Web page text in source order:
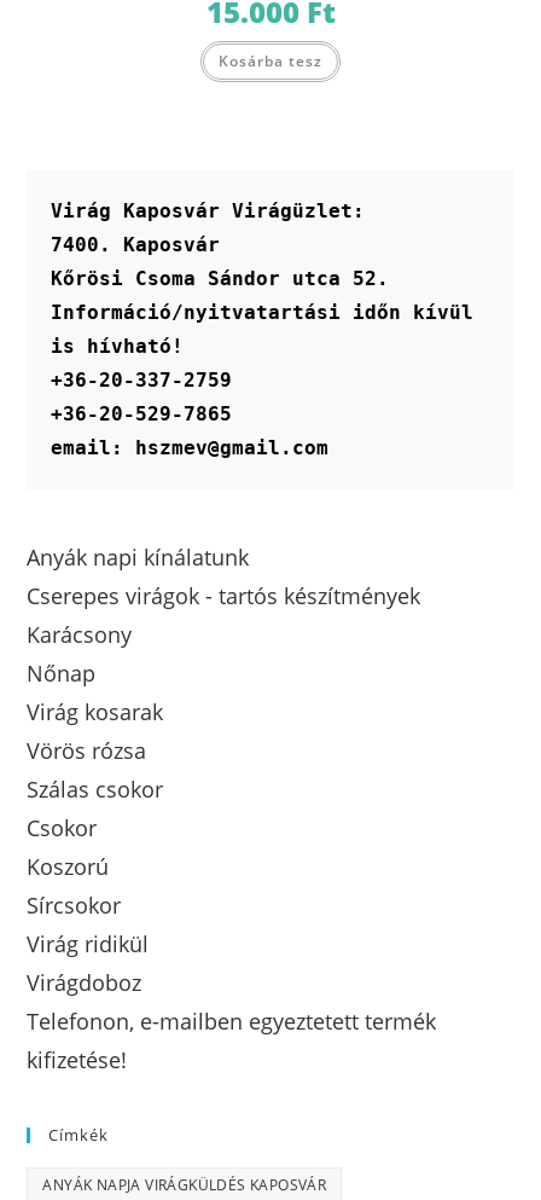
15.000 Ft
Kosárba tesz
Virág Kaposvár Virágüzlet:
7400. Kaposvár
Kőrösi Csoma Sándor utca 52.
Információ/nyitvatartási időn kívül
is hívható!
+36-20-337-2759
+36-20-529-7865
email: hszmev@gmail.com
Anyák napi kínálatunk
Cserepes virágok - tartós készítmények
Karácsony
Nőnap
Virág kosarak
Vörös rózsa
Szálas csokor
Csokor
Koszorú
Sírcsokor
Virág ridikül
Virágdoboz
Telefonon, e-mailben egyeztetett termék
kifizetése!
Címkék
ANYÁK NAPJA VIRÁGKÜLDÉS KAPOSVÁR